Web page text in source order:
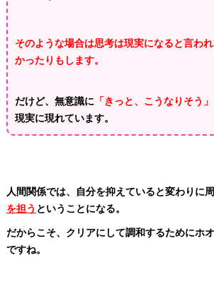
そのような場合は思考は現実になると言わ
かったりもします。
だけど、無意識に「きっと、こうなりそう」
現実に現れています。
人間関係では、自分を抑えていると変わりに周
を担うということになる。
だからこそ、クリアにして調和するためにホ
ですね。